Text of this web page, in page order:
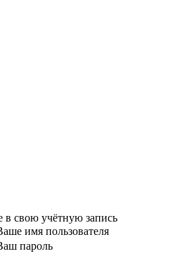
в свою учётную запись
имя пользователя
пароль